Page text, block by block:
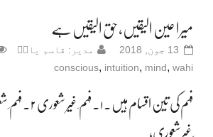
میرا عین الیقیں، حق الیقیں ہے
13 جون, 2018 مدیر: قاسم یادؔ
conscious, intuition, mind, wahi
ِ غیرشعوری،